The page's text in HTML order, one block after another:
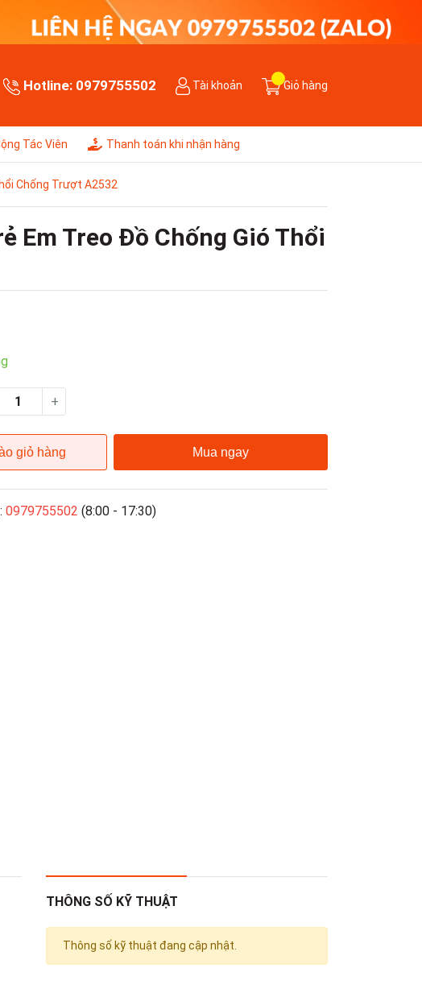
Hotline: 0979755502 Tài khoản Giỏ hàng
Tác Viên Thanh toán khi nhận hàng
Chống Trượt A2532
Em Treo Đồ Chống Gió Thổi
+
giỏ hàng Mua ngay
0979755502 (8:00 - 17:30)
THÔNG SỐ KỸ THUẬT
Thông số kỹ thuật đang cập nhật.